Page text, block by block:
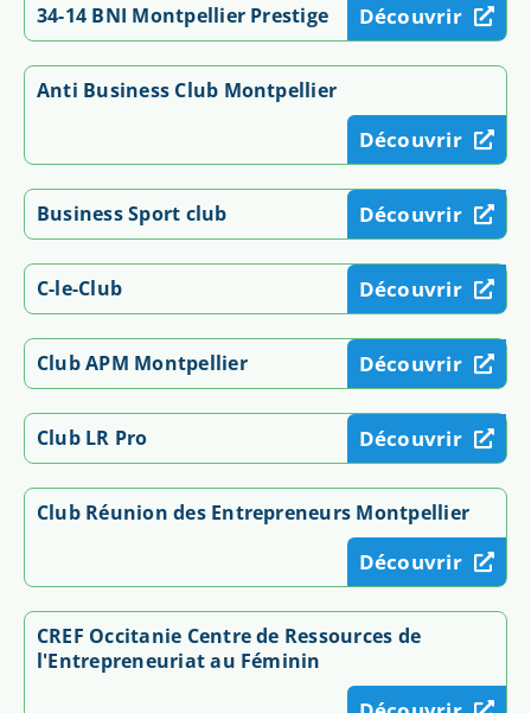
34-14 BNI Montpellier Prestige Découvrir
Anti Business Club Montpellier
Découvrir
Business Sport club Découvrir
C-le-Club Découvrir
Club APM Montpellier Découvrir
Club LR Pro Découvrir
Club Réunion des Entrepreneurs Montpellier
Découvrir
CREF Occitanie Centre de Ressources de
l'Entrepreneuriat au Féminin